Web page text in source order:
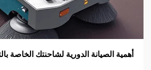
الصيانة الدورية لشاحنتك الخاصة بالتنظيف